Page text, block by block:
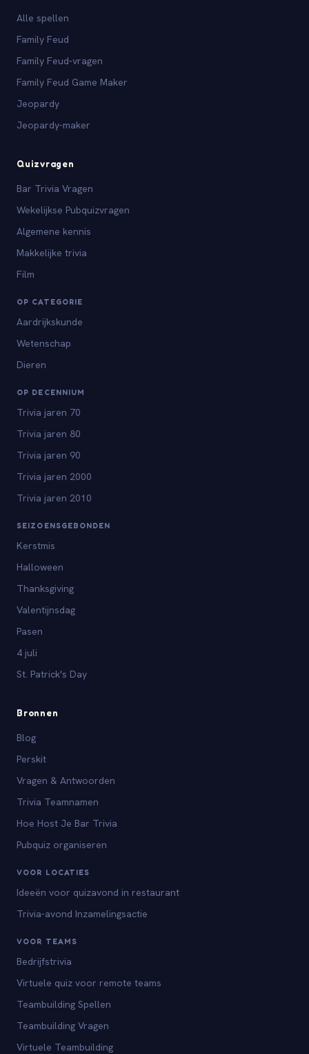
Alle spellen
Family Feud
Family Feud-vragen
Family Feud Game Maker
Jeopardy
Jeopardy-maker
Quizvragen
Bar Trivia Vragen
Wekelijkse Pubquizvragen
Algemene kennis
Makkelijke trivia
Film
OP CATEGORIE
Aardrijkskunde
Wetenschap
Dieren
OP DECENNIUM
Trivia jaren 70
Trivia jaren 80
Trivia jaren 90
Trivia jaren 2000
Trivia jaren 2010
SEIZOENSGEBONDEN
Kerstmis
Halloween
Thanksgiving
Valentijnsdag
Pasen
4 juli
St. Patrick's Day
Bronnen
Blog
Perskit
Vragen & Antwoorden
Trivia Teamnamen
Hoe Host Je Bar Trivia
Pubquiz organiseren
VOOR LOCATIES
Ideeën voor quizavond in restaurant
Trivia-avond Inzamelingsactie
VOOR TEAMS
Bedrijfstrivia
Virtuele quiz voor remote teams
Teambuilding Spellen
Teambuilding Vragen
Virtuele Teambuilding